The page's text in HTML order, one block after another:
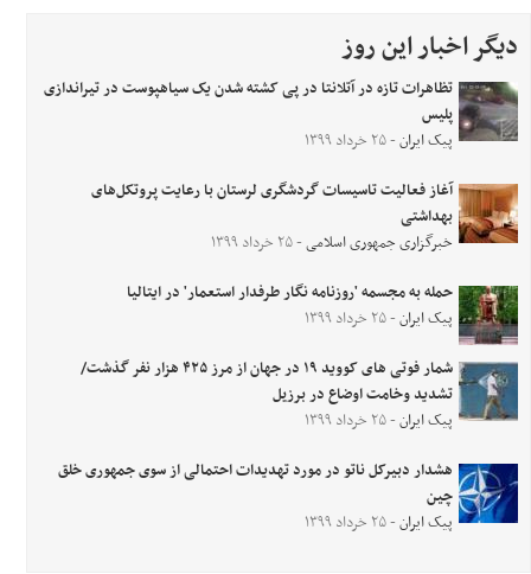
دیگر اخبار این روز
تظاهرات تازه در آتلانتا در پی کشته شدن یک سیاهپوست در تیراندازی
پلیس
پیک ایران- ۲۵ خرداد ۱۳۹۹
آغاز فعالیت تاسیسات گردشگری لرستان با رعایت پروتکل‌های
بهداشتی
خبرگزاری جمهوری اسلامی- ۲۵ خرداد ۱۳۹۹
حمله به مجسمه 'روزنامه نگار طرفدار استعمار' در ایتالیا
پیک ایران- ۲۵ خرداد ۱۳۹۹
شمار فوتی های کووید ۱۹ در جهان از مرز ۴۲۵ هزار نفر گذشت/
تشدید وخامت اوضاع در برزیل
پیک ایران- ۲۵ خرداد ۱۳۹۹
هشدار دبیرکل ناتو در مورد تهدیدات احتمالی از سوی جمهوری خلق
چین
پیک ایران- ۲۵ خرداد ۱۳۹۹